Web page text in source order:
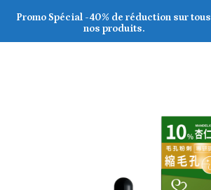
Promo Spécial -40% de réduction sur tous
nos produits.